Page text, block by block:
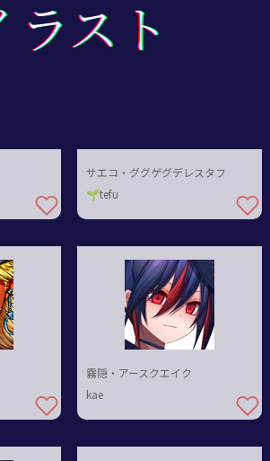
ラスト
ラスト
ラスト
サエコ・ググゲグデレスタフ
🌱tefu
霧隠・アースクエイク
kae